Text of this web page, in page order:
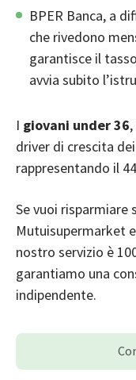
BPER Banca, a
che rivedono
garantisce il
avvia subito
I giovani under 36
driver di crescita
rappresentando il
Se vuoi risparmiare
Mutuisupermarket
nostro servizio è
garantiamo una
indipendente.